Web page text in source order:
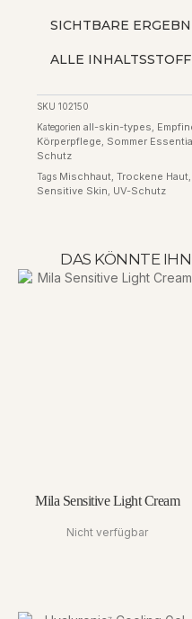
SICHTBARE
ALLE
SKU 102150
Kategorien all-skin-types,
Körperpflege, Sommer
Schutz
Tags Mischhaut, Trockene Haut,
Sensitive Skin, UV-Schutz
DAS KÖNNTE
Mila Sensitive Light Cream
Nicht verfügbar